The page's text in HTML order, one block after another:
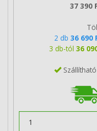
37 390
2 db 36 690
3 db-tól 36